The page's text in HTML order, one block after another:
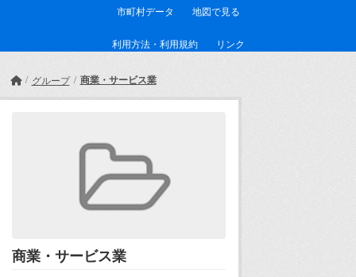
市町村データ 地図で見る
利用方法・利用規約 リンク
グループ 商業・サービス業
商業・サービス業